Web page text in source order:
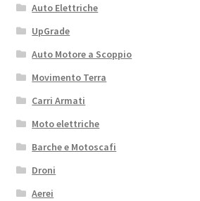
Auto Elettriche
UpGrade
Auto Motore a Scoppio
Movimento Terra
Carri Armati
Moto elettriche
Barche e Motoscafi
Droni
Aerei